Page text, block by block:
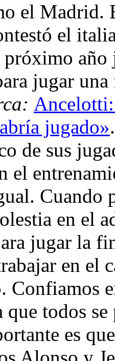
el Madrid.
el
próximo
jugar
jugado»
de sus
el
Cuando
en el
jugar la
en el
Confiamos
que todos
es